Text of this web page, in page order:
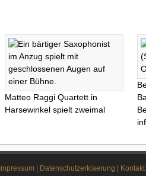
Matteo Raggi Quartett in
Harsewinkel spielt zweimal
Impressum Datenschutzerklaerung Kontakt